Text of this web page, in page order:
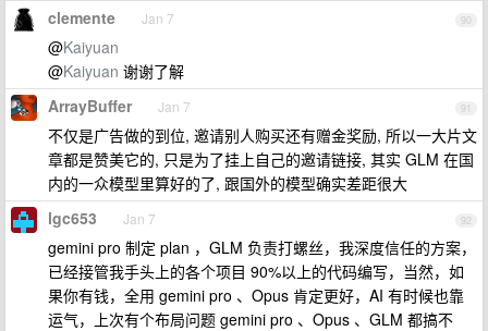
90
clemente Jan 7
@Kaiyuan
@Kaiyuan 谢谢了解
91
ArrayBuffer Jan 7
不仅是广告做的到位, 邀请别人购买还有赠金奖励, 所以一大片文
章都是赞美它的, 只是为了挂上自己的邀请链接, 其实 GLM 在国
内的一众模型里算好的了, 跟国外的模型确实差距很大
92
lgc653 Jan 7
gemini pro 制定 plan ，GLM 负责打螺丝，我深度信任的方案，
已经接管我手头上的各个项目 90%以上的代码编写，当然，如
果你有钱，全用 gemini pro 、Opus 肯定更好，AI 有时候也靠
运气，上次有个布局问题 gemini pro 、Opus 、GLM 都搞不